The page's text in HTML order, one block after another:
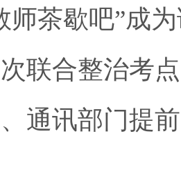
师茶歇吧”成
联合整治考
通讯部门提